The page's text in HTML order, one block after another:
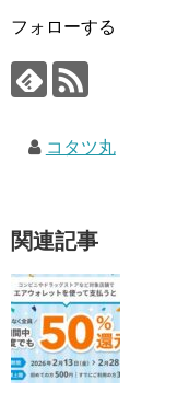
フォローする
コタツ丸
関連記事